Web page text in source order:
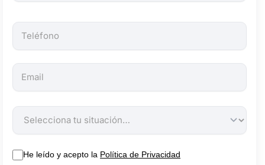
He leído y acepto la Política de Privacidad